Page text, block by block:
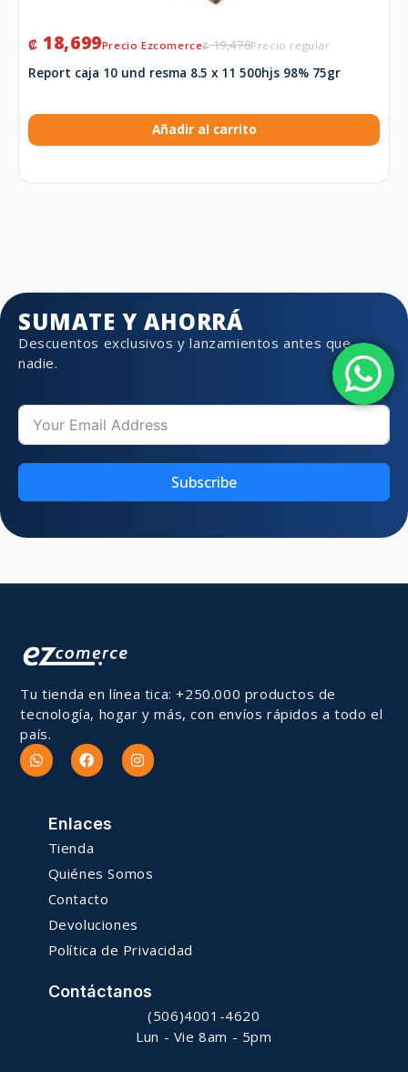
₡19,478
₡ 18,699
Report caja 10 und resma 8.5 x 11 500hjs 98% 75gr
Añadir al carrito
SUMATE Y AHORRÁ
Descuentos exclusivos y lanzamientos antes que
nadie.
Subscribe
Tu tienda en línea tica: +250.000 productos de
tecnología, hogar y más, con envíos rápidos a todo el
país.
Enlaces
Tienda
Quiénes Somos
Contacto
Devoluciones
Política de Privacidad
Contáctanos
(506)4001-4620
Lun - Vie 8am - 5pm